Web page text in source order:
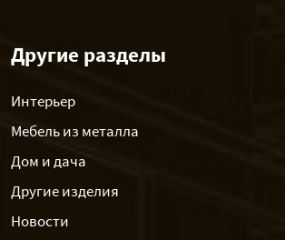
Другие разделы
Интерьер
Мебель из металла
Дом и дача
Другие изделия
Новости